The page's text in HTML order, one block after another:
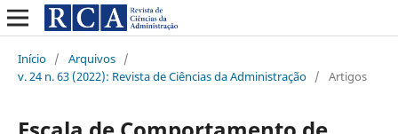
Início / Arquivos /
v. 24 n. 63 (2022): Revista de Ciências da Administração / Artigos